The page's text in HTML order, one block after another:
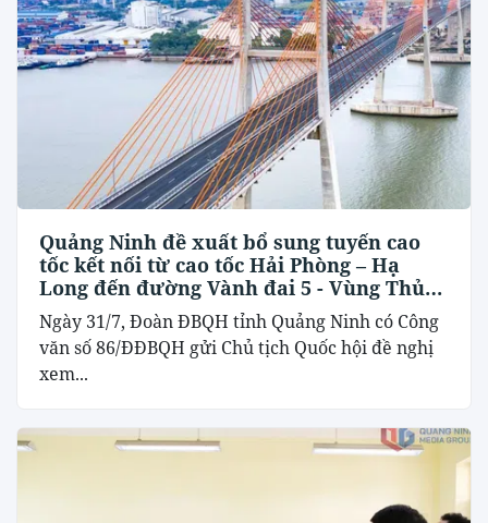
Quảng Ninh đề xuất bổ sung tuyến cao
tốc kết nối từ cao tốc Hải Phòng – Hạ
Long đến đường Vành đai 5 - Vùng Thủ
đô Hà Nội
Ngày 31/7, Đoàn ĐBQH tỉnh Quảng Ninh có Công
văn số 86/ĐĐBQH gửi Chủ tịch Quốc hội đề nghị
xem...